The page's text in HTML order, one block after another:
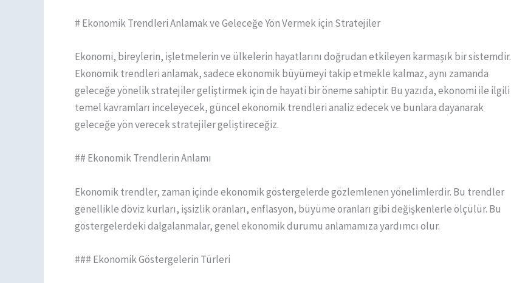
# Ekonomik Trendleri Anlamak ve Geleceğe Yön Vermek için Stratejiler
Ekonomi, bireylerin, işletmelerin ve ülkelerin hayatlarını doğrudan etkileyen karmaşık bir sistemdir.
Ekonomik trendleri anlamak, sadece ekonomik büyümeyi takip etmekle kalmaz, aynı zamanda
geleceğe yönelik stratejiler geliştirmek için de hayati bir öneme sahiptir. Bu yazıda, ekonomi ile ilgili
temel kavramları inceleyecek, güncel ekonomik trendleri analiz edecek ve bunlara dayanarak
geleceğe yön verecek stratejiler geliştireceğiz.
## Ekonomik Trendlerin Anlamı
Ekonomik trendler, zaman içinde ekonomik göstergelerde gözlemlenen yönelimlerdir. Bu trendler
genellikle döviz kurları, işsizlik oranları, enflasyon, büyüme oranları gibi değişkenlerle ölçülür. Bu
göstergelerdeki dalgalanmalar, genel ekonomik durumu anlamamıza yardımcı olur.
### Ekonomik Göstergelerin Türleri